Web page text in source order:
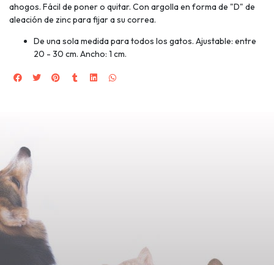
ahogos. Fácil de poner o quitar. Con argolla en forma de "D" de
aleación de zinc para fijar a su correa.
De una sola medida para todos los gatos. Ajustable: entre
20 - 30 cm. Ancho: 1 cm.